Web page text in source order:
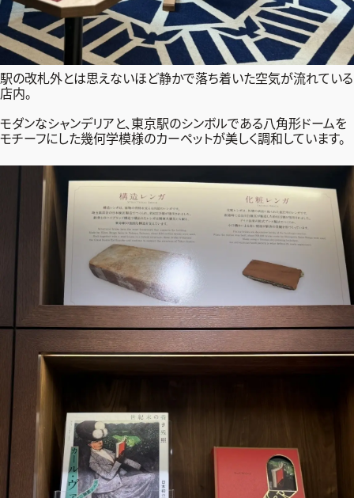
駅の改札外とは思えないほど静かで落ち着いた空気が流れている
店内。
モダンなシャンデリアと、東京駅のシンボルである八角形ドームを
モチーフにした幾何学模様のカーペットが美しく調和しています。